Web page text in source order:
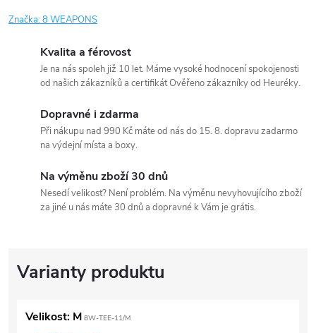
Značka:8 WEAPONS
Kvalita a férovost
Je na nás spoleh již 10 let. Máme vysoké hodnocení spokojenosti
od našich zákazníků a certifikát Ověřeno zákazníky od Heuréky.
Dopravné i zdarma
Při nákupu nad 990 Kč máte od nás do 15. 8. dopravu zadarmo
na výdejní místa a boxy.
Na výměnu zboží 30 dnů
Nesedí velikost? Není problém. Na výměnu nevyhovujícího zboží
za jiné u nás máte 30 dnů a dopravné k Vám je grátis.
Velikost: M 8W-TEE-11/M